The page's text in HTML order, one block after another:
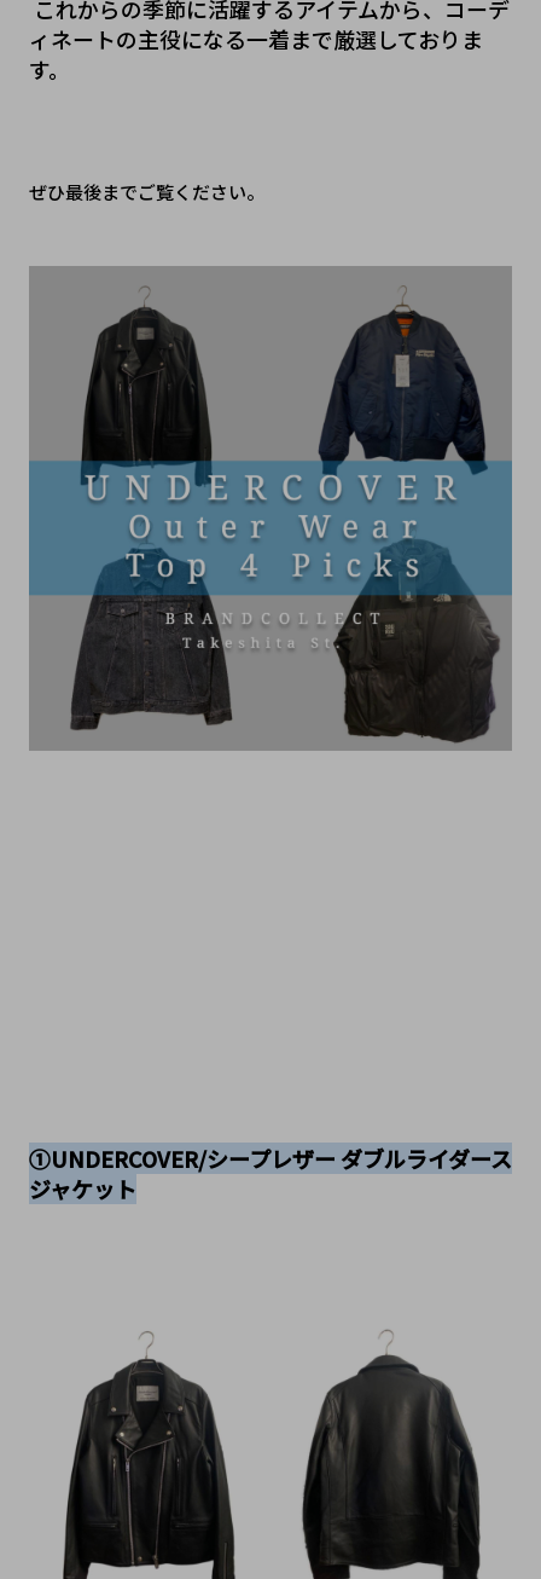
ィネートの主役になる一着まで厳選しておりま
す。
ぜひ最後までご覧ください。
①UNDERCOVER/シープレザー ダブルライダース
ジャケット